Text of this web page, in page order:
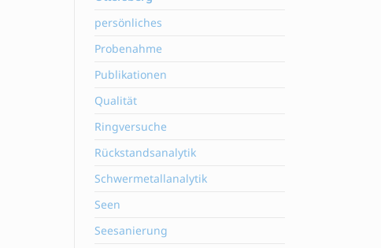
persönliches
Probenahme
Publikationen
Qualität
Ringversuche
Rückstandsanalytik
Schwermetallanalytik
Seen
Seesanierung